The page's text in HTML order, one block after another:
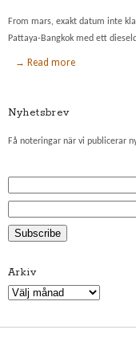
From mars, exakt datum inte
Pattaya-Bangkok med ett
→ Read more
Nyhetsbrev
Få noteringar när vi publicerar
Arkiv
Arkiv